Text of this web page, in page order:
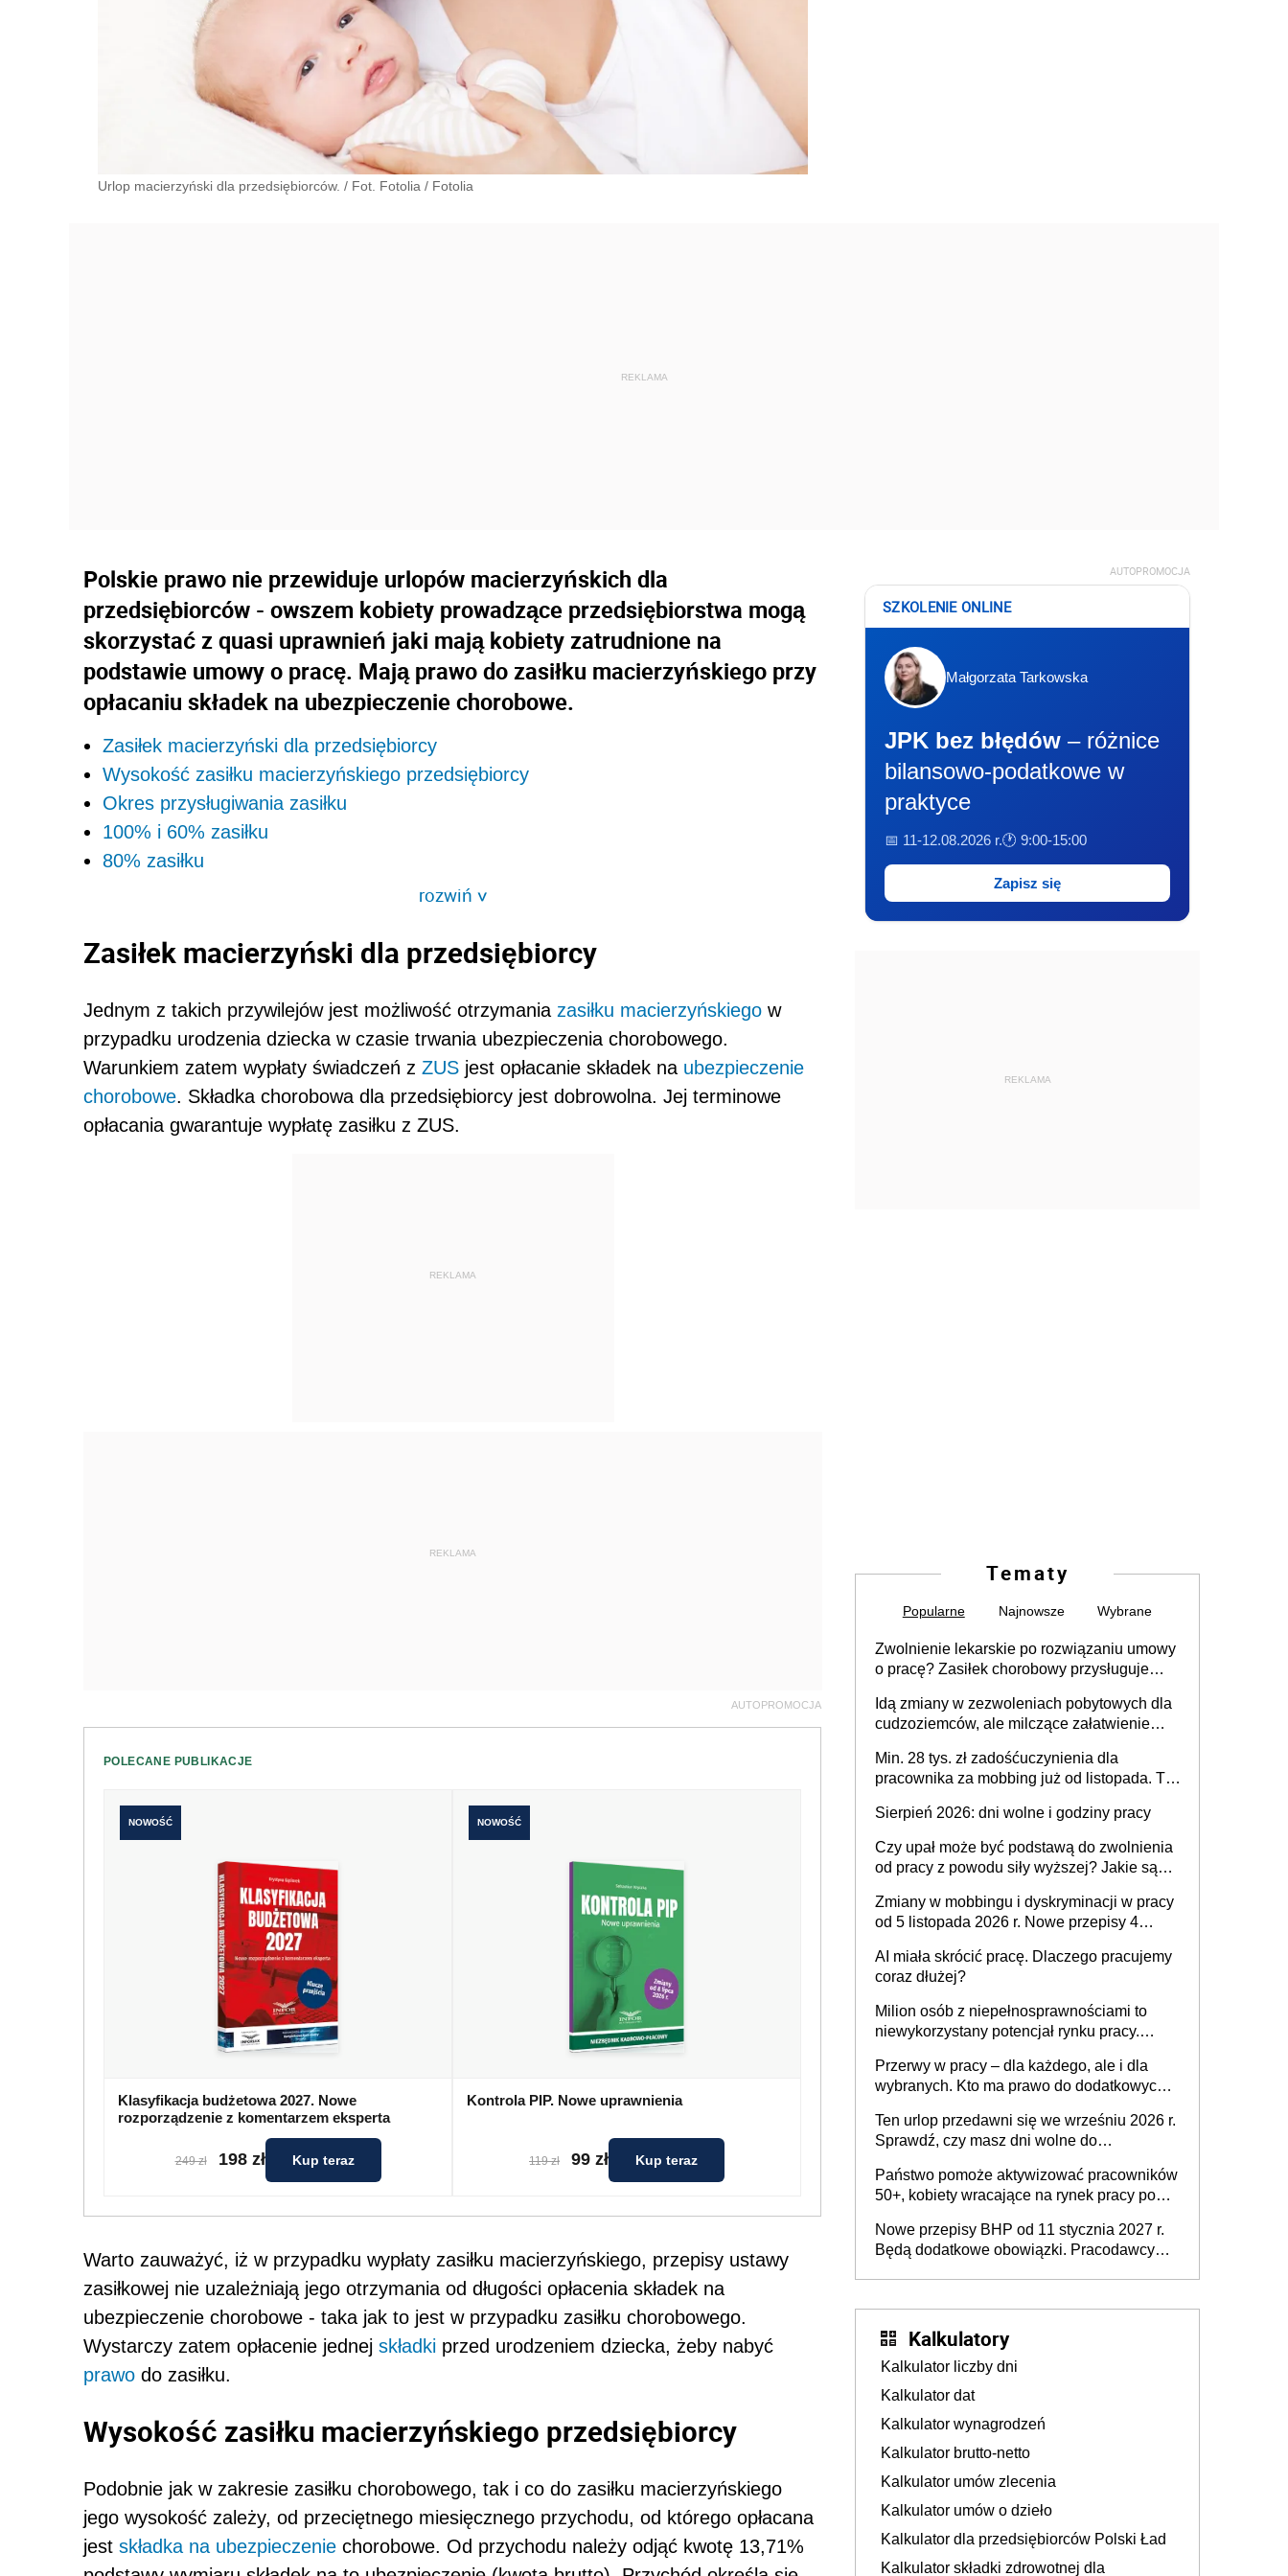
Urlop macierzyński dla przedsiębiorców. / Fot. Fotolia / Fotolia
Polskie prawo nie przewiduje urlopów macierzyńskich dla
przedsiębiorców - owszem kobiety prowadzące przedsiębiorstwa mogą
skorzystać z quasi uprawnień jaki mają kobiety zatrudnione na
podstawie umowy o pracę. Mają prawo do zasiłku macierzyńskiego przy
opłacaniu składek na ubezpieczenie chorobowe.
Zasiłek macierzyński dla przedsiębiorcy
Wysokość zasiłku macierzyńskiego przedsiębiorcy
Okres przysługiwania zasiłku
100% i 60% zasiłku
80% zasiłku
rozwiń>
Zasiłek macierzyński dla przedsiębiorcy
Jednym z takich przywilejów jest możliwość otrzymania zasiłku macierzyńskiego w
przypadku urodzenia dziecka w czasie trwania ubezpieczenia chorobowego.
Warunkiem zatem wypłaty świadczeń z ZUS jest opłacanie składek na ubezpieczenie
chorobowe. Składka chorobowa dla przedsiębiorcy jest dobrowolna. Jej terminowe
opłacania gwarantuje wypłatę zasiłku z ZUS.
REKLAMA
REKLAMA
AUTOPROMOCJA
POLECANE PUBLIKACJE
NOWOŚĆ
Klasyfikacja budżetowa 2027. Nowe
rozporządzenie z komentarzem eksperta
249 zł 198 zł Kup teraz
NOWOŚĆ
Kontrola PIP. Nowe uprawnienia
119 zł 99 zł Kup teraz
Warto zauważyć, iż w przypadku wypłaty zasiłku macierzyńskiego, przepisy ustawy
zasiłkowej nie uzależniają jego otrzymania od długości opłacenia składek na
ubezpieczenie chorobowe - taka jak to jest w przypadku zasiłku chorobowego.
Wystarczy zatem opłacenie jednej składki przed urodzeniem dziecka, żeby nabyć
prawo do zasiłku.
Wysokość zasiłku macierzyńskiego przedsiębiorcy
Podobnie jak w zakresie zasiłku chorobowego, tak i co do zasiłku macierzyńskiego
jego wysokość zależy, od przeciętnego miesięcznego przychodu, od którego opłacana
jest składka na ubezpieczenie chorobowe. Od przychodu należy odjąć kwotę 13,71%
AUTOPROMOCJA
SZKOLENIE ONLINE
Małgorzata Tarkowska
JPK bez błędów – różnice
bilansowo-podatkowe w
praktyce
📅 11-12.08.2026 r.🕐 9:00-15:00
Zapisz się
REKLAMA
Tematy
Popularne Najnowsze Wybrane
Zwolnienie lekarskie po rozwiązaniu umowy
o pracę? Zasiłek chorobowy przysługuje
dni od ustania stosunku pracy
Idą zmiany w zezwoleniach pobytowych dla
cudzoziemców, ale milczące załatwienie
Min. 28 tys. zł zadośćuczynienia dla
pracownika za mobbing już od listopada. To
zespołu
Sierpień 2026: dni wolne i godziny pracy
Czy upał może być podstawą do zwolnienia
od pracy z powodu siły wyższej? Jakie są
Zmiany w mobbingu i dyskryminacji w pracy
od 5 listopada 2026 r. Nowe przepisy 4
Ustaw
AI miała skrócić pracę. Dlaczego pracujemy
coraz dłużej?
Milion osób z niepełnosprawnościami to
niewykorzystany potencjał rynku pracy.
dofinansowań czy refundacji, ale bariery po
stronie systemu i świadomości
pracodawców [WYWIAD]
Przerwy w pracy – dla każdego, ale i dla
wybranych. Kto ma prawo do dodatkowych
Ten urlop przedawni się we wrześniu 2026 r.
Sprawdź, czy masz dni wolne do
Państwo pomoże aktywizować pracowników
50+, kobiety wracające na rynek pracy po
osoby neuroatypowe. Powstanie Fundusz
na rzecz Inkluzywności w Zatrudnianiu?
Nowe przepisy BHP od 11 stycznia 2027 r.
Będą dodatkowe obowiązki. Pracodawcy
Kalkulatory
Kalkulator liczby dni
Kalkulator dat
Kalkulator wynagrodzeń
Kalkulator brutto-netto
Kalkulator umów zlecenia
Kalkulator umów o dzieło
Kalkulator dla przedsiębiorców Polski Ład
Kalkulator składki zdrowotnej dla